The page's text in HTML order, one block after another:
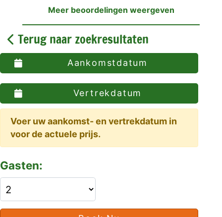
Meer beoordelingen weergeven
Terug naar zoekresultaten
Aankomstdatum
Vertrekdatum
Voer uw aankomst- en vertrekdatum in
voor de actuele prijs.
Gasten: